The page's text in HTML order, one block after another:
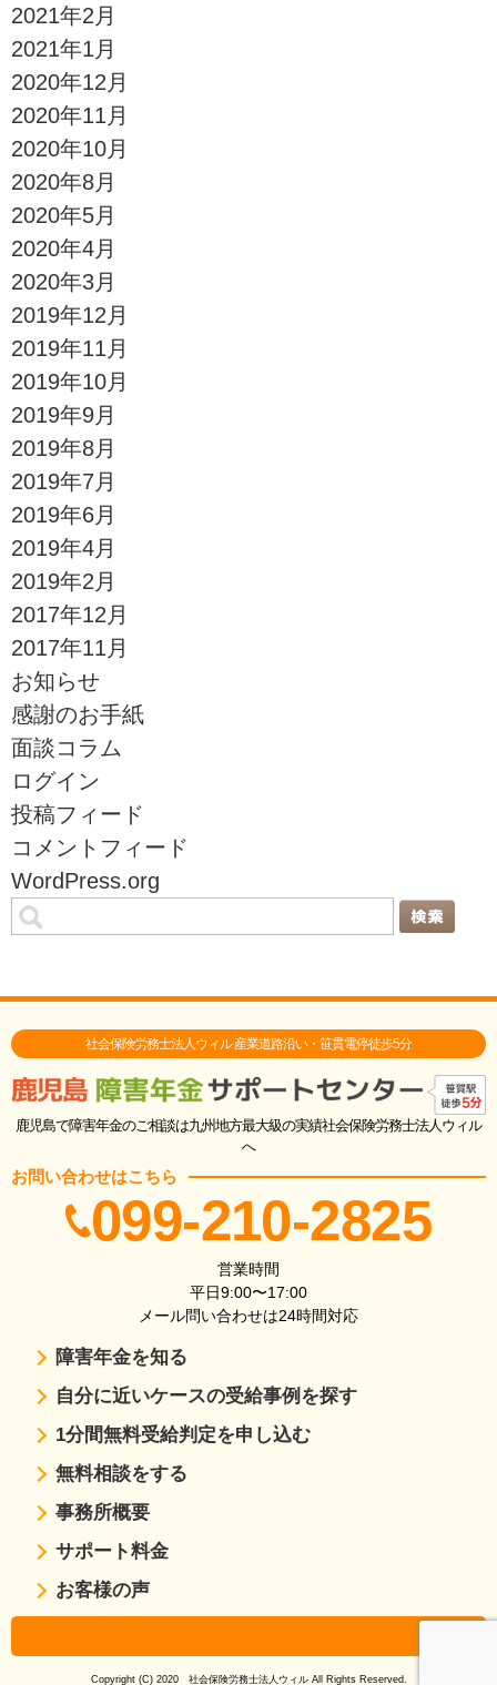
2021年2月
2021年1月
2020年12月
2020年11月
2020年10月
2020年8月
2020年5月
2020年4月
2020年3月
2019年12月
2019年11月
2019年10月
2019年9月
2019年8月
2019年7月
2019年6月
2019年4月
2019年2月
2017年12月
2017年11月
お知らせ
感謝のお手紙
面談コラム
ログイン
投稿フィード
コメントフィード
WordPress.org
社会保険労務士法人ウィル 産業道路沿い・笹貫電停徒歩5分
鹿児島で障害年金のご相談は九州地方最大級の実績社会保険労務士法人ウィル
へ
お問い合わせはこちら
099-210-2825
営業時間
平日9:00〜17:00
メール問い合わせは24時間対応
障害年金を知る
自分に近いケースの受給事例を探す
1分間無料受給判定を申し込む
無料相談をする
事務所概要
サポート料金
お客様の声
Copyright (C) 2020 社会保険労務士法人ウィル All Rights Reserved.